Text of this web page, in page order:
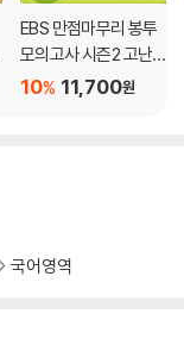
EBS 만점마무리 봉투
모의고사 시즌2 고난도
수학영역 3회분 (2026
11,700원
10%
국어영역